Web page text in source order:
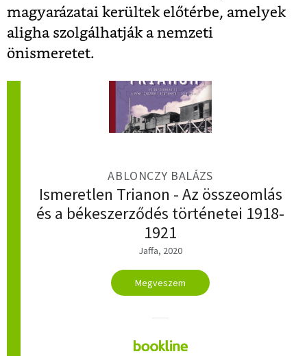
magyarázatai kerültek előtérbe, amelyek
aligha szolgálhatják a nemzeti
önismeretet.
ABLONCZY BALÁZS
Ismeretlen Trianon - Az összeomlás
és a békeszerződés történetei 1918-
1921
Jaffa, 2020
Megveszem